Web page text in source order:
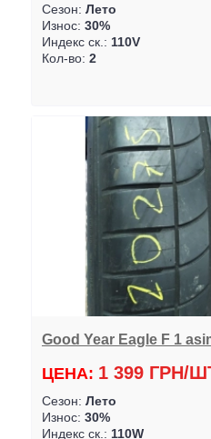
Сезон: Лето
Износ: 30%
Индекс ск.: 110V
Кол-во: 2
Good Year Eagle F 1
ЦЕНА: 1 399 ГРН/
Сезон: Лето
Износ: 30%
Индекс ск.: 110W